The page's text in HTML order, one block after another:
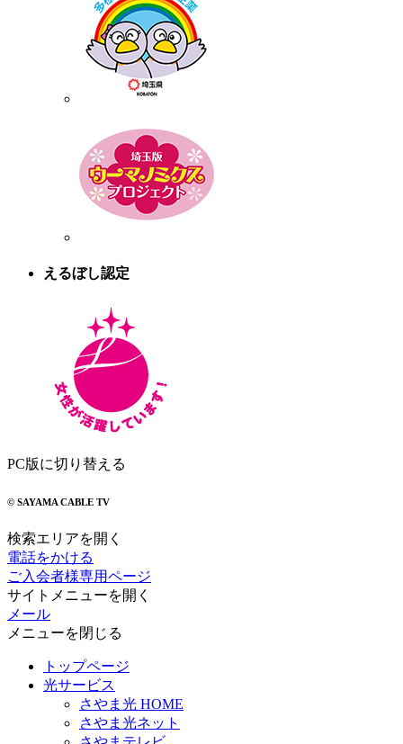
えるぼし認定
PC版に切り替える
© SAYAMA CABLE TV
検索エリアを開く
電話をかける
ご入会者様専用ページ
サイトメニューを開く
メール
メニューを閉じる
トップページ
光サービス
さやま光 HOME
さやま光ネット